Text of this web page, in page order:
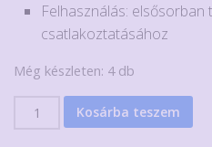
Felhasználás: elsősorban
csatlakoztatásához
Még készleten: 4 db
5.5x2.1mm-Kosárba teszem